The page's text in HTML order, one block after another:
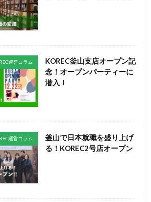
運営コラム
KOREC釜山支店オープン記
念！オープンパーティーに
潜入！
運営コラム
釜山で日本就職を盛り上げ
る！KOREC2号店オープン